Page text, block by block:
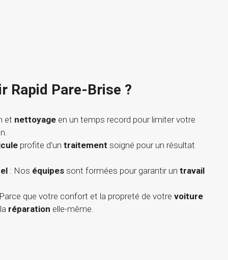
Rapid Pare-Brise ?
et nettoyage en un temps record pour limiter votre
profite d’un traitement soigné pour un résultat
: Nos équipes sont formées pour garantir un travail
que votre confort et la propreté de votre voiture
réparation elle-même.